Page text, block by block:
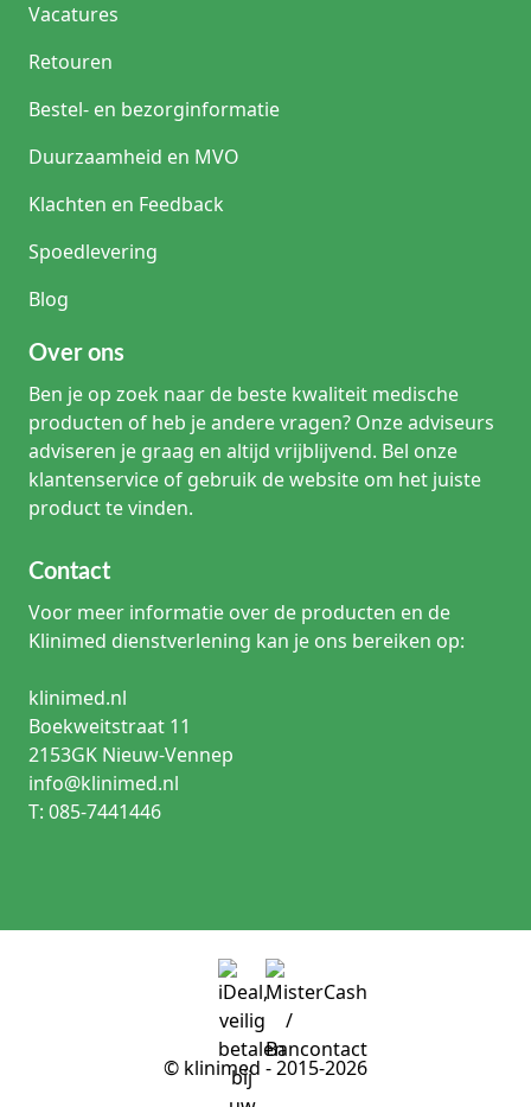
Vacatures
Retouren
Bestel- en bezorginformatie
Duurzaamheid en MVO
Klachten en Feedback
Spoedlevering
Blog
Over ons
Ben je op zoek naar de beste kwaliteit medische
producten of heb je andere vragen? Onze adviseurs
adviseren je graag en altijd vrijblijvend. Bel onze
klantenservice of gebruik de website om het juiste
product te vinden.
Contact
Voor meer informatie over de producten en de
Klinimed dienstverlening kan je ons bereiken op:
klinimed.nl
Boekweitstraat 11
2153GK Nieuw-Vennep
info@klinimed.nl
T: 085-7441446
© klinimed - 2015-2026